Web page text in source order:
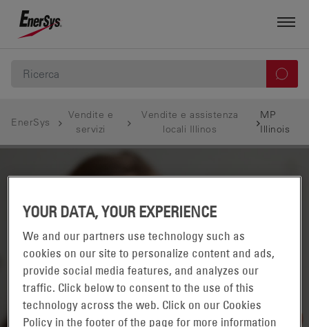
EnerSys
Vendite e
servizi
Vendite e assistenza
locali Illinos
MP
Illinois
YOUR DATA, YOUR EXPERIENCE
We and our partners use technology such as
cookies on our site to personalize content and ads,
provide social media features, and analyzes our
traffic. Click below to consent to the use of this
technology across the web. Click on our Cookies
Policy in the footer of the page for more information